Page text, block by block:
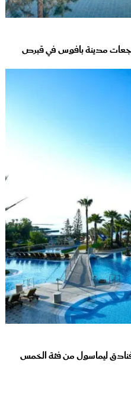
مدينة بافوس في قبرص
ليماسول من فئة الخمس